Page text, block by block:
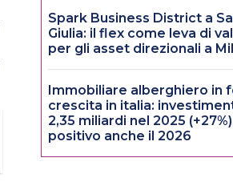
Spark Business District a
Giulia: il flex come leva di
per gli asset direzionali a
Immobiliare alberghiero in
crescita in italia:
2,35 miliardi nel 2025
positivo anche il 2026